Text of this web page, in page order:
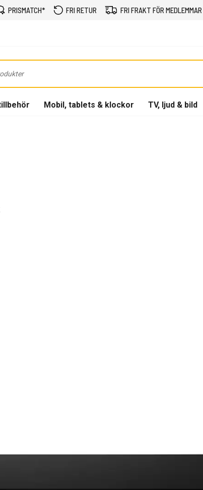
PRISMATCH* FRI RETUR FRI FRAKT FÖR MEDLEMMAR
Mobil, tablets & klockor TV, ljud & bild